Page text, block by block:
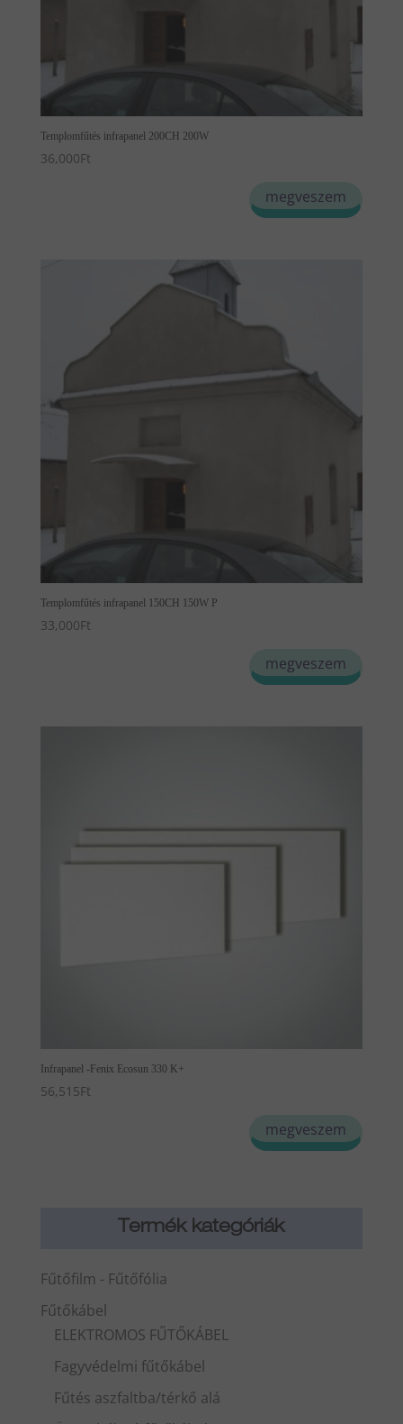
Templomfűtés infrapanel 200CH 200W
36,000Ft
megveszem
Templomfűtés infrapanel 150CH 150W P
33,000Ft
megveszem
Infrapanel -Fenix Ecosun 330 K+
56,515Ft
megveszem
Termék kategóriák
Fűtőfilm - Fűtőfólia
Fűtőkábel
ELEKTROMOS FŰTŐKÁBEL
Fagyvédelmi fűtőkábel
Fűtés aszfaltba/térkő alá